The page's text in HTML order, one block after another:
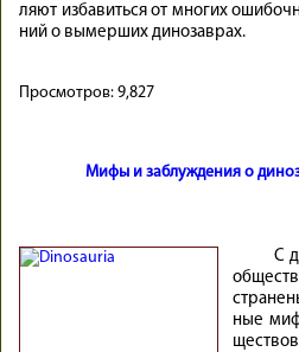
ляют из­ба­виться от мно­гих
ний о вы­мер­ших ди­но­зав­рах.
Просмотров: 9,827
Мифы и заблуждения о
С
ные